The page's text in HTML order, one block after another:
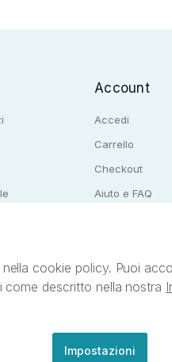
Account
Accedi
Carrello
Checkout
Aiuto e FAQ
è titolare di tutti i diritti di proprietà
cookie policy. Puoi
descritto nella nostra
Impostazioni